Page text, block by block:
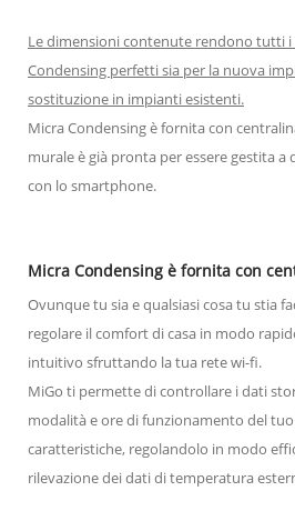
Le dimensioni contenute rendono tutti i
Condensing perfetti sia per la nuova
sostituzione in impianti esistenti.
Micra Condensing è fornita con
murale è già pronta per essere gestita a
con lo smartphone.
Micra Condensing è fornita con
Ovunque tu sia e qualsiasi cosa tu stia
regolare il comfort di casa in modo
intuitivo sfruttando la tua rete wi-fi.
MiGo ti permette di controllare i dati
modalità e ore di funzionamento del
caratteristiche, regolandolo in modo
rilevazione dei dati di temperatura